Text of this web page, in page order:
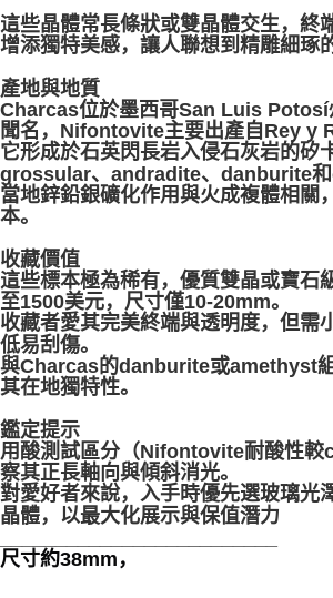
這些晶體常長條狀或雙晶體交生，終
增添獨特美感，讓人聯想到精雕細琢
產地與地質
Charcas位於墨西哥San Luis Potosí
聞名，Nifontovite主要出產自Rey y
它形成於石英閃長岩入侵石灰岩的矽
grossular、andradite、danburite和
當地鋅鉛銀礦化作用與火成複體相關
本。
收藏價值
這些標本極為稀有，優質雙晶或寶石
至1500美元，尺寸僅10-20mm。
收藏者愛其完美終端與透明度，但需
低易刮傷。
與Charcas的danburite或amethyst
其在地獨特性。
鑑定提示
用酸測試區分（Nifontovite耐酸性較
察其正長軸向與傾斜消光。
對愛好者來說，入手時優先選玻璃光
晶體，以最大化展示與保值潛力
尺寸約38mm，